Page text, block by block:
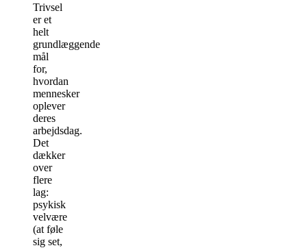
Trivsel
er et
helt
grundlæggende
mål
for,
hvordan
mennesker
oplever
deres
arbejdsdag.
Det
dækker
over
flere
lag:
psykisk
velvære
(at føle
sig set,